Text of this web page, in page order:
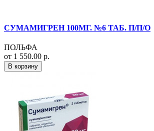
СУМАМИГРЕН 100МГ. №6 ТАБ. П/П/О
ПОЛЬФА
от 1 550.00 р.
В корзину